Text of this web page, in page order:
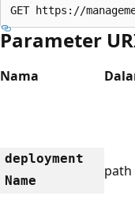
GET https://
Parameter
Nama
deployment
Name
path